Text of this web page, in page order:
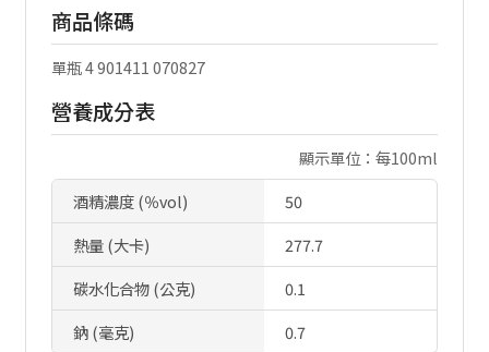
商品條碼
單瓶 4 901411 070827
營養成分表
顯示單位：每100ml
酒精濃度 (％vol)
50
熱量 (大卡)
277.7
碳水化合物 (公克)
0.1
鈉 (毫克)
0.7